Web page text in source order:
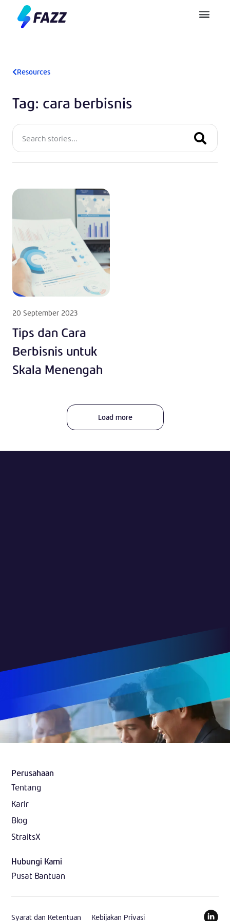
Resources
Tag: cara berbisnis
20 September 2023
Tips dan Cara
Berbisnis untuk
Skala Menengah
Load more
Perusahaan
Tentang
Karir
Blog
StraitsX
Hubungi Kami
Pusat Bantuan
Syarat dan Ketentuan Kebijakan Privasi